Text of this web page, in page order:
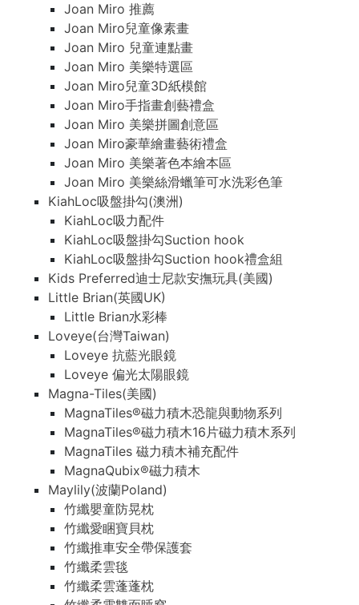
Joan Miro 推薦
Joan Miro兒童像素畫
Joan Miro 兒童連點畫
Joan Miro 美樂特選區
Joan Miro兒童3D紙模館
Joan Miro手指畫創藝禮盒
Joan Miro 美樂拼圖創意區
Joan Miro豪華繪畫藝術禮盒
Joan Miro 美樂著色本繪本區
Joan Miro 美樂絲滑蠟筆可水洗彩色筆
KiahLoc吸盤掛勾(澳洲)
KiahLoc吸力配件
KiahLoc吸盤掛勾Suction hook
KiahLoc吸盤掛勾Suction hook禮盒組
Kids Preferred迪士尼款安撫玩具(美國)
Little Brian(英國UK)
Little Brian水彩棒
Loveye(台灣Taiwan)
Loveye 抗藍光眼鏡
Loveye 偏光太陽眼鏡
Magna-Tiles(美國)
MagnaTiles®磁力積木恐龍與動物系列
MagnaTiles®磁力積木16片磁力積木系列
MagnaTiles 磁力積木補充配件
MagnaQubix®磁力積木
Maylily(波蘭Poland)
竹纖嬰童防晃枕
竹纖愛睏寶貝枕
竹纖推車安全帶保護套
竹纖柔雲毯
竹纖柔雲蓬蓬枕